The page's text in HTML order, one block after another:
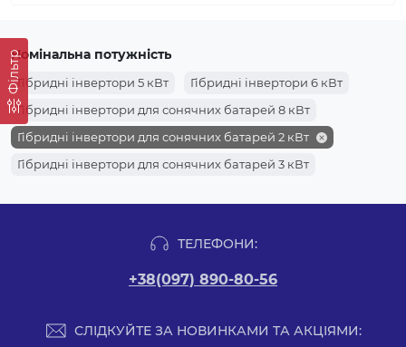
Фільтр
Номінальна потужність
Гібридні інвертори 5 кВт
Гібридні інвертори 6 кВт
Гібридні інвертори для сонячних батарей 8 кВт
Гібридні інвертори для сонячних батарей 2 кВт
Гібридні інвертори для сонячних батарей 3 кВт
ТЕЛЕФОНИ:
+38(097) 890-80-56
СЛІДКУЙТЕ ЗА НОВИНКАМИ ТА АКЦІЯМИ: